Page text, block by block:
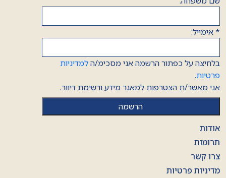
*אימייל:
בלחיצה על כפתור הרשמה אני מסכימ/הלמדיניות
פרטיות.
אני מאשר/ת הצטרפות למאגר מידע ורשימת דיוור.
אודות
תרומות
צרו קשר
מדיניות פרטיות